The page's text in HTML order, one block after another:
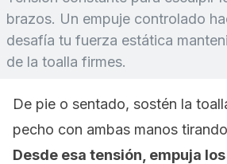
brazos. Un empuje controlado
desafía tu fuerza estática
de la toalla firmes.
De pie o sentado, sostén la
pecho con ambas manos
Desde esa tensión, empuja